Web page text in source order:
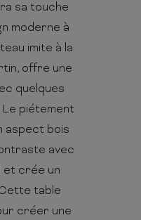
sa touche
moderne à
imite à la
offre une
quelques
piétement
aspect bois
avec
et crée un
table
créer une